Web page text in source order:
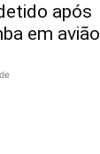
após
em avião